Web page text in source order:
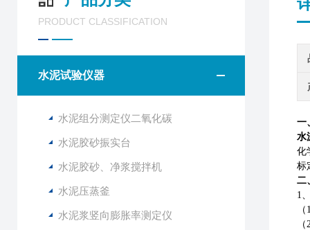
PRODUCT CLASSIFICATION
水泥试验仪器
水泥组分测定仪二氧化碳
水泥胶砂振实台
水泥胶砂、净浆搅拌机
水泥压蒸釜
水泥浆竖向膨胀率测定仪
一
水
化
标
二
1
（
（